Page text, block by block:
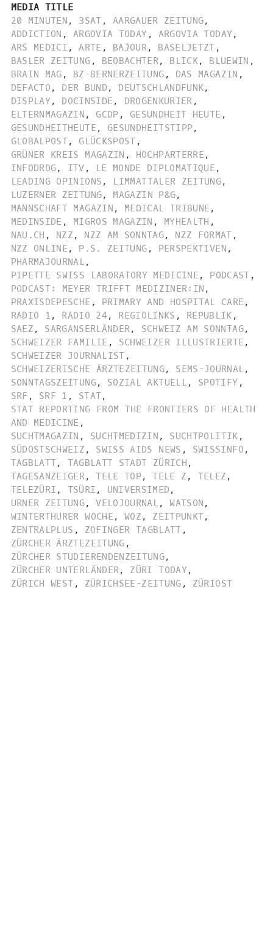
MEDIA TITLE
20 MINUTEN , 3SAT , AARGAUER ZEITUNG,
ADDICTION , ARGOVIA TODAY , ARGOVIA TODAY,
ARS MEDICI , ARTE , BAJOUR, BASELJETZT ,
BASLER ZEITUNG , BEOBACHTER, BLICK, BLUEWIN ,
BRAIN MAG , BZ-BERNERZEITUNG , DAS MAGAZIN ,
DEFACTO , DER BUND , DEUTSCHLANDFUNK,
DISPLAY, DOCINSIDE , DROGENKURIER ,
ELTERNMAGAZIN , GCDP , GESUNDHEIT HEUTE ,
GESUNDHEITHEUTE , GESUNDHEITSTIPP,
GLOBALPOST, GLÜCKSPOST ,
GRÜNER KREIS MAGAZIN , HOCHPARTERRE ,
INFODROG, ITV , LE MONDE DIPLOMATIQUE ,
LEADING OPINIONS , LIMMATTALER ZEITUNG,
LUZERNER ZEITUNG, MAGAZIN P&G,
MANNSCHAFT MAGAZIN , MEDICAL TRIBUNE ,
MEDINSIDE , MIGROS MAGAZIN , MYHEALTH ,
NAU.CH , NZZ , NZZ AM SONNTAG, NZZ FORMAT ,
NZZ ONLINE , P.S. ZEITUNG , PERSPEKTIVEN ,
PHARMAJOURNAL ,
PIPETTE SWISS LABORATORY MEDICINE , PODCAST ,
PODCAST: MEYER TRIFFT MEDIZINER:IN ,
PRAXISDEPESCHE , PRIMARY AND HOSPITAL CARE ,
RADIO 1 , RADIO 24, REGIOLINKS , REPUBLIK ,
SAEZ , SARGANSERLÄNDER, SCHWEIZ AM SONNTAG,
SCHWEIZER FAMILIE , SCHWEIZER ILLUSTRIERTE ,
SCHWEIZER JOURNALIST ,
SCHWEIZERISCHE ÄRZTEZEITUNG, SEMS-JOURNAL ,
SONNTAGSZEITUNG, SOZIAL AKTUELL , SPOTIFY ,
SRF , SRF 1 , STAT,
STAT REPORTING FROM THE FRONTIERS OF HEALTH
AND MEDICINE ,
SUCHTMAGAZIN , SUCHTMEDIZIN , SUCHTPOLITIK ,
SÜDOSTSCHWEIZ , SWISS AIDS NEWS , SWISSINFO ,
TAGBLATT, TAGBLATT STADT ZÜRICH ,
TAGESANZEIGER, TELE TOP, TELE Z , TELEZ ,
TELEZÜRI , TSÜRI , UNIVERSIMED ,
URNER ZEITUNG, VELOJOURNAL , WATSON ,
WINTERTHURER WOCHE , WOZ , ZEITPUNKT,
ZENTRALPLUS , ZOFINGER TAGBLATT ,
ZÜRCHER ÄRZTEZEITUNG ,
ZÜRCHER STUDIERENDENZEITUNG,
ZÜRCHER UNTERLÄNDER, ZÜRI TODAY,
ZÜRICH WEST , ZÜRICHSEE-ZEITUNG , ZÜRIOST